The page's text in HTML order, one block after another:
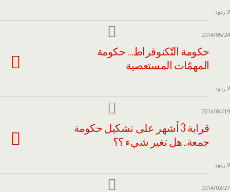
لا ردود
2014/05/24
حكومة التّكنوقراط… حكومة
المهمّات المستعصية
لا ردود
2014/04/19
قرابة 3 أشهر على تشكيل حكومة
جمعة.. هل تغير شيء ؟؟
لا ردود
2014/02/27